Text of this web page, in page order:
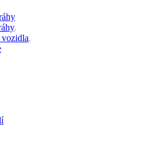
,
,